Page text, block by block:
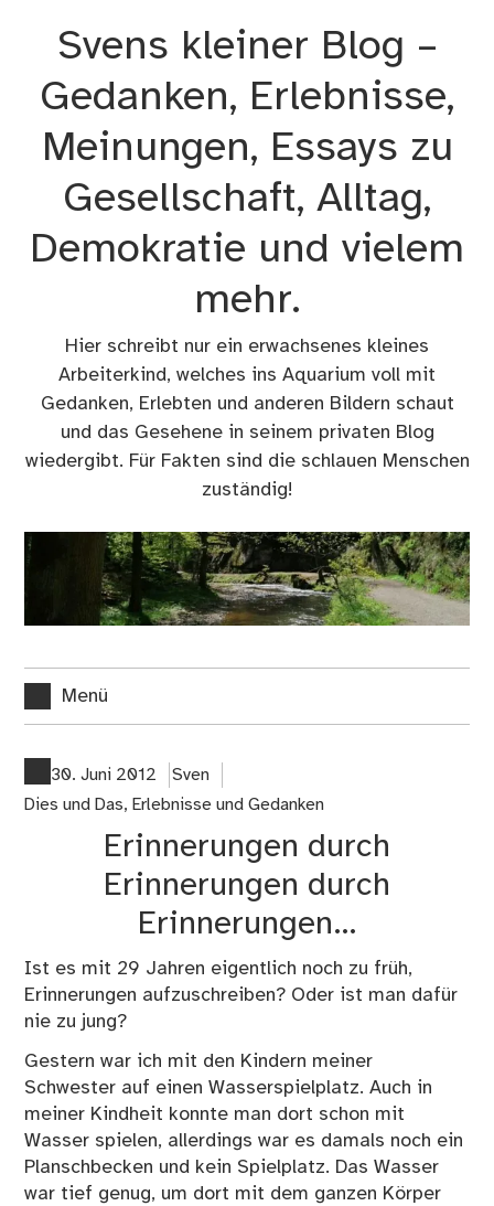
Svens kleiner Blog –
Gedanken, Erlebnisse,
Meinungen, Essays zu
Gesellschaft, Alltag,
Demokratie und vielem
mehr.
Hier schreibt nur ein erwachsenes kleines
Arbeiterkind, welches ins Aquarium voll mit
Gedanken, Erlebten und anderen Bildern schaut
und das Gesehene in seinem privaten Blog
wiedergibt. Für Fakten sind die schlauen Menschen
zuständig!
Menü
30. Juni 2012
Sven
Dies und Das, Erlebnisse und Gedanken
Erinnerungen durch
Erinnerungen durch
Erinnerungen…
Ist es mit 29 Jahren eigentlich noch zu früh,
Erinnerungen aufzuschreiben? Oder ist man dafür
nie zu jung?
Gestern war ich mit den Kindern meiner
Schwester auf einen Wasserspielplatz. Auch in
meiner Kindheit konnte man dort schon mit
Wasser spielen, allerdings war es damals noch ein
Planschbecken und kein Spielplatz. Das Wasser
war tief genug, um dort mit dem ganzen Körper